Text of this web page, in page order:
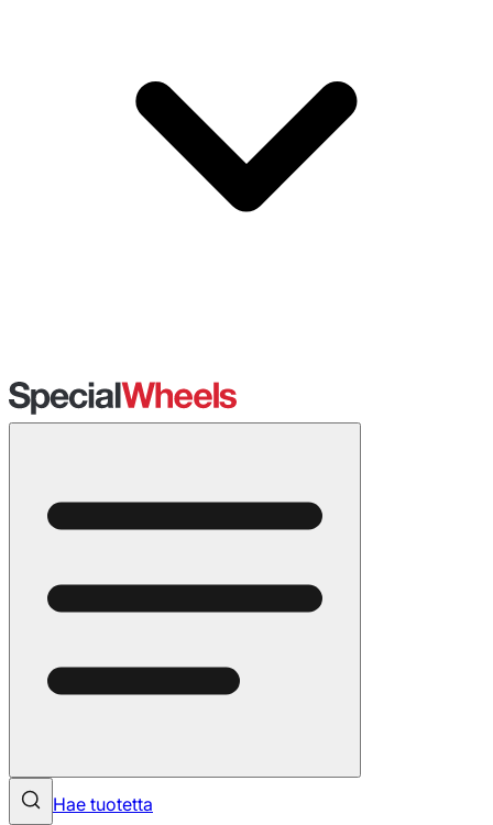
Hae tuotetta